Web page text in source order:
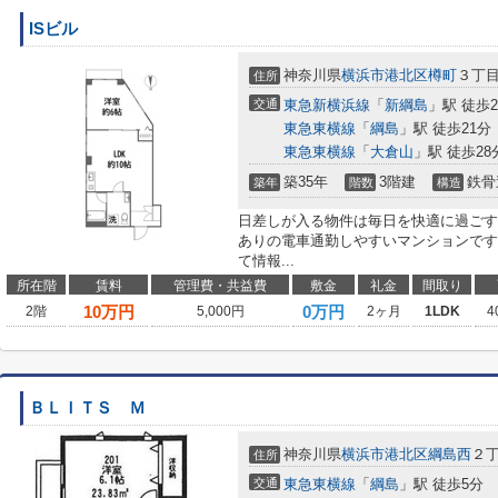
ISビル
住所 神奈川県横浜市港北区樽町 ３丁
交通 東急新横浜線 「 新綱島 」駅 徒歩
東急東横線 「 綱島 」駅 徒歩21分
東急東横線 「 大倉山 」駅 徒歩28
築年 築35年 階数 3階建 構造 鉄
日差しが入る物件は毎日を快適に過ご
ありの電車通勤しやすいマンションで
て情報...
所在階 賃料 管理費・共益費 敷金 礼金 間取り
2階
10万円 5,000円 0万円 2ヶ月 1LDK
ＢＬＩＴＳ Ｍ
住所 神奈川県横浜市港北区綱島西 ２
交通 東急東横線 「 綱島 」駅 徒歩5分